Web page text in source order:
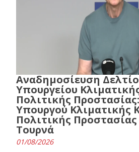
Αναδημοσίευση
Υπουργείου
Πολιτικής
Υπουργού Κλιματικής
Πολιτικής Προστασίας
Τουρνά
01/08/2026